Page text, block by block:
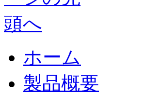
ホーム
製品概要